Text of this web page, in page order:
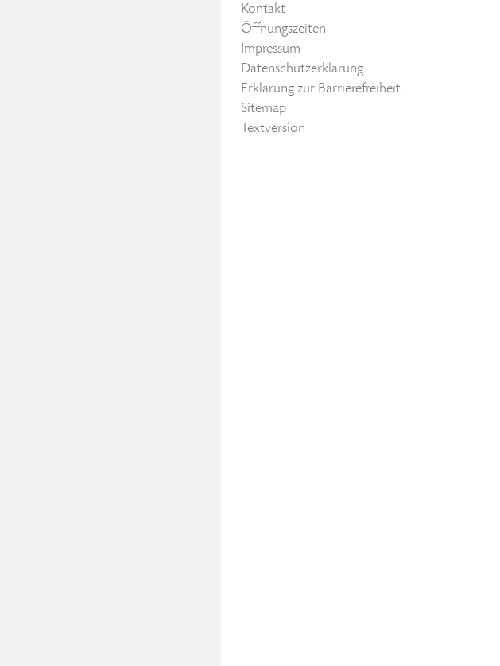
Kontakt
Öffnungszeiten
Impressum
Datenschutzerklärung
Erklärung zur Barrierefreiheit
Sitemap
Textversion